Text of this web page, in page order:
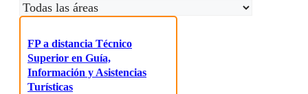
FP a distancia Técnico
Superior en Guía,
Información y Asistencias
Turísticas